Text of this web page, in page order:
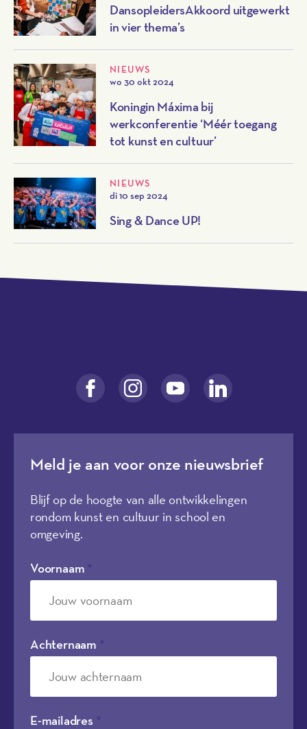
DansopleidersAkkoord uitgewerkt
in vier thema’s
NIEUWS
wo 30 okt 2024
Koningin Máxima bij
werkconferentie ‘Méér toegang
tot kunst en cultuur’
NIEUWS
di 10 sep 2024
Sing & Dance UP!
Meld je aan voor onze nieuwsbrief
Blijf op de hoogte van alle ontwikkelingen
rondom kunst en cultuur in school en
omgeving.
Voornaam
Achternaam
E-mailadres